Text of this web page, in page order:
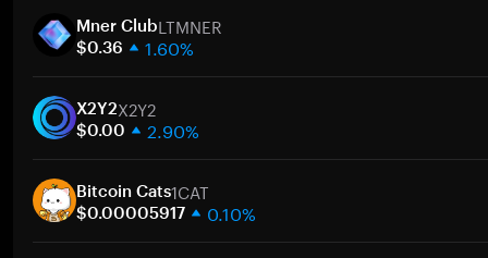
30 Tage
Marktkapitalisierung
Mner ClubLTMNER
$0.36 1.60%
30 Tage
Marktkapitalisierung
X2Y2X2Y2
$0.00 2.90%
30 Tage
Marktkapitalisierung
Bitcoin Cats1CAT
$0.00005917 0.10%